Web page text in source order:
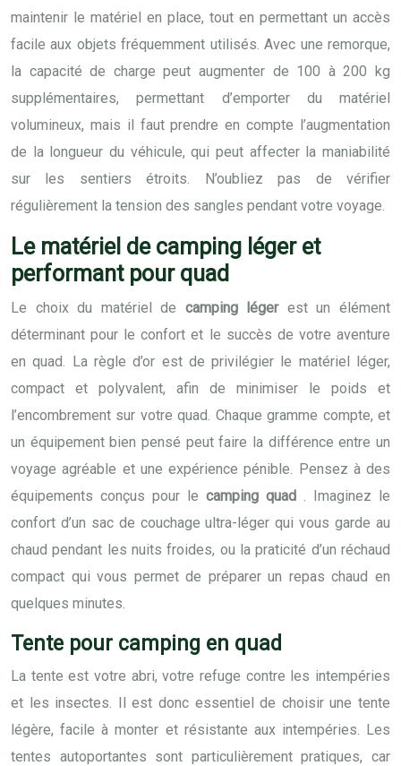
maintenir le matériel en place, tout en permettant un accès
facile aux objets fréquemment utilisés. Avec une remorque,
la capacité de charge peut augmenter de 100 à 200 kg
supplémentaires, permettant d’emporter du matériel
volumineux, mais il faut prendre en compte l’augmentation
de la longueur du véhicule, qui peut affecter la maniabilité
sur les sentiers étroits. N’oubliez pas de vérifier
régulièrement la tension des sangles pendant votre voyage.
Le matériel de camping léger et
performant pour quad
Le choix du matériel de camping léger est un élément
déterminant pour le confort et le succès de votre aventure
en quad. La règle d’or est de privilégier le matériel léger,
compact et polyvalent, afin de minimiser le poids et
l’encombrement sur votre quad. Chaque gramme compte, et
un équipement bien pensé peut faire la différence entre un
voyage agréable et une expérience pénible. Pensez à des
équipements conçus pour le camping quad
. Imaginez le
confort d’un sac de couchage ultra-léger qui vous garde au
chaud pendant les nuits froides, ou la praticité d’un réchaud
compact qui vous permet de préparer un repas chaud en
quelques minutes.
Tente pour camping en quad
La tente est votre abri, votre refuge contre les intempéries
et les insectes. Il est donc essentiel de choisir une tente
légère, facile à monter et résistante aux intempéries. Les
tentes autoportantes sont particulièrement pratiques, car